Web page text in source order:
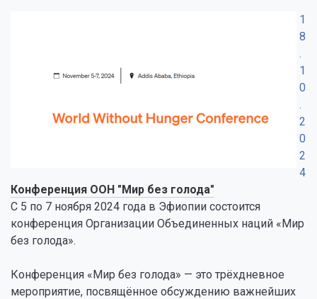
1
8
.
1
0
.
2
0
2
4
Конференция ООН "Мир без голода"
С 5 по 7 ноября 2024 года в Эфиопии состоится
конференция Организации Объединенных наций «Мир
без голода».
Конференция «Мир без голода» — это трёхдневное
мероприятие, посвящённое обсуждению важнейших